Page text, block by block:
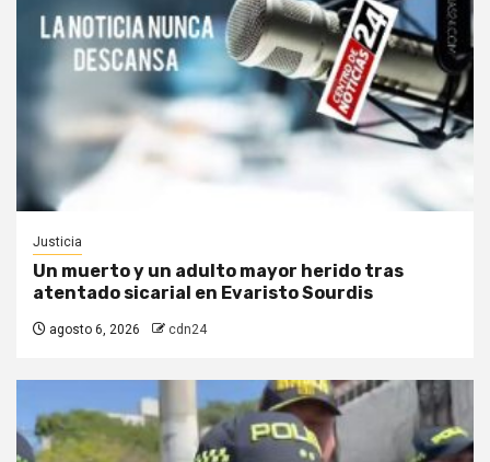
Justicia
Un muerto y un adulto mayor herido tras
atentado sicarial en Evaristo Sourdis
agosto 6, 2026 cdn24